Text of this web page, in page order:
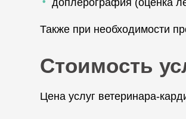
доплерография (оценка
Также при необходимости
Стоимость
Цена услуг ветеринара-